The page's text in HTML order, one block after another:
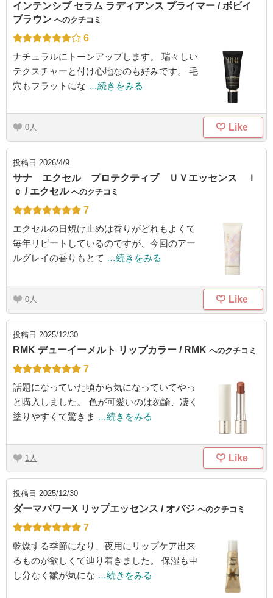
インテンシブ セラム ラディアンス プライマー / ボビイ
ブラウン へのクチコミ
6
ナチュラルにトーンアップします。 瑞々しい
テクスチャーと付け心地なのも好みです。 毛
穴もフラットにな …続きをみる
0 Like
投稿日 2026/4/9
サナ エクセル プロテクティブ ＵＶエッセンス ｌ
ｃ / エクセル へのクチコミ
7
エクセルの日焼け止めは香りがどれもよくて
毎年リピートしているのですが、今回のアー
ルグレイの香りもとて …続きをみる
0 Like
投稿日 2025/12/30
RMK デューイーメルト リップカラー / RMK へのクチコミ
7
話題になっていた頃から気になっていてやっ
と購入しました。 色が可愛いのは勿論、凄く
塗りやすくて驚きま …続きをみる
1 Like
投稿日 2025/12/30
ダーマパワーX リップエッセンス / オバジ へのクチコミ
7
乾燥する季節になり、夜用にリップケア出来
るものが欲しくて辿り着きました。 保湿も申
し分なく皺が気にな …続きをみる